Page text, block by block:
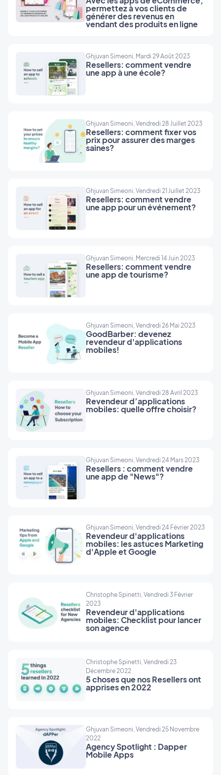
sommes une des rares plateformes no-code de
création d'applications mobiles qui permet aux
agences web et aux freelances de proposer
les apps de leurs clients. Ces modèles
d'abonnements peuvent être personnalisés pour
répondre aux besoins spécifiques de chaque
entreprise, qu'il s'agisse de contenu premium, de
GoodBarber offrent aux resellers une
opportunité en or de se démarquer sur le
marché. Ils peuvent non seulement élargir votre
portefeuille de services, mais aussi aider vos
entreprises finales bénéficient d'une nouvelle
source de revenus et d'une relation client
renforcée, tandis que vous, resellers, vous
consolidez votre positionnement en tant que
réussite numérique de vos clients.
permettez à vos clients de
générer des revenus en
vendant des produits en ligne
Ghjuvan Simeoni, Mardi 29 Août 2023
Resellers: comment vendre
une app à une école?
Ghjuvan Simeoni, Vendredi 28 Juillet 2023
Resellers: comment fixer vos
prix pour assurer des marges
saines?
Ghjuvan Simeoni, Vendredi 21 Juillet 2023
Resellers: comment vendre
une app pour un événement?
Ghjuvan Simeoni, Mercredi 14 Juin 2023
Resellers: comment vendre
une app de tourisme?
Ghjuvan Simeoni, Vendredi 26 Mai 2023
GoodBarber: devenez
revendeur d'applications
mobiles!
Ghjuvan Simeoni, Vendredi 28 Avril 2023
Revendeur d’applications
mobiles: quelle offre choisir?
Ghjuvan Simeoni, Vendredi 24 Mars 2023
Resellers : comment vendre
une app de "News"?
Ghjuvan Simeoni, Vendredi 24 Février 2023
Revendeur d'applications
mobiles: les astuces Marketing
d'Apple et Google
Christophe Spinetti, Vendredi 3 Février
2023
Revendeur d'applications
mobiles: Checklist pour lancer
son agence
Christophe Spinetti, Vendredi 23
Décembre 2022
5 choses que nos Resellers ont
apprises en 2022
Ghjuvan Simeoni, Vendredi 25 Novembre
2022
Agency Spotlight : Dapper
Mobile Apps